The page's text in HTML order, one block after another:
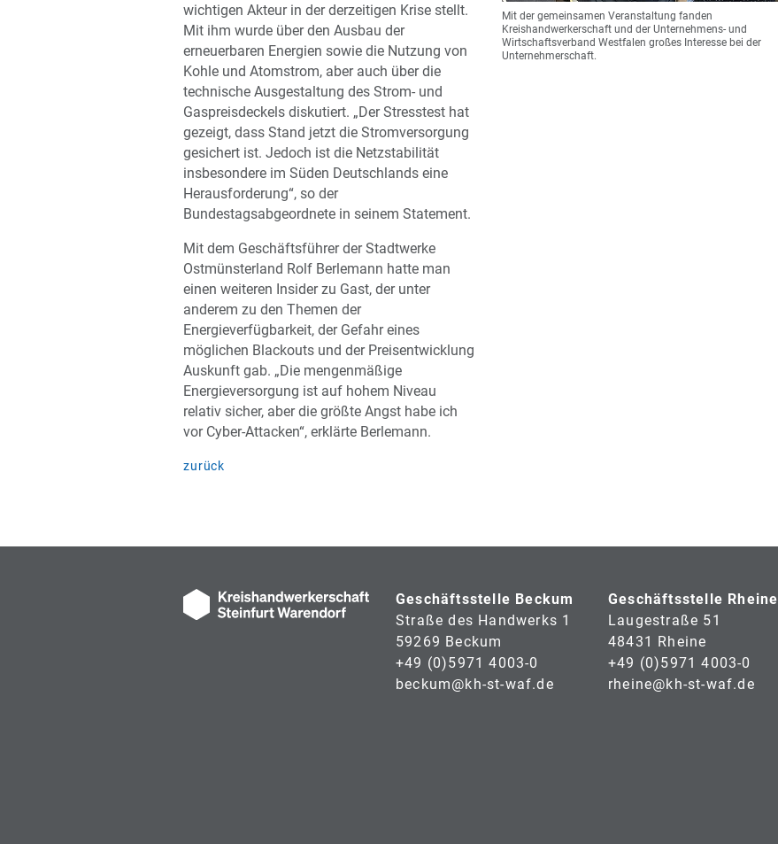
wichtigen Akteur in der derzeitigen Krise stellt.
Mit ihm wurde über den Ausbau der
erneuerbaren Energien sowie die Nutzung von
Kohle und Atomstrom, aber auch über die
technische Ausgestaltung des Strom- und
Gaspreisdeckels diskutiert. „Der Stresstest hat
gezeigt, dass Stand jetzt die Stromversorgung
gesichert ist. Jedoch ist die Netzstabilität
insbesondere im Süden Deutschlands eine
Herausforderung“, so der
Bundestagsabgeordnete in seinem Statement.
Mit dem Geschäftsführer der Stadtwerke
Ostmünsterland Rolf Berlemann hatte man
einen weiteren Insider zu Gast, der unter
anderem zu den Themen der
Energieverfügbarkeit, der Gefahr eines
möglichen Blackouts und der Preisentwicklung
Auskunft gab. „Die mengenmäßige
Energieversorgung ist auf hohem Niveau
relativ sicher, aber die größte Angst habe ich
vor Cyber-Attacken“, erklärte Berlemann.
zurück
Mit der gemeinsamen Veranstaltung fanden
Kreishandwerkerschaft und der Unternehmens- und
Wirtschaftsverband Westfalen großes Interesse bei der
Unternehmerschaft.
Geschäftsstelle Beckum
Straße des Handwerks 1
59269 Beckum
+49 (0)5971 4003-0
beckum@kh-st-waf.de
Geschäftsstelle Rheine
Laugestraße 51
48431 Rheine
+49 (0)5971 4003-0
rheine@kh-st-waf.de